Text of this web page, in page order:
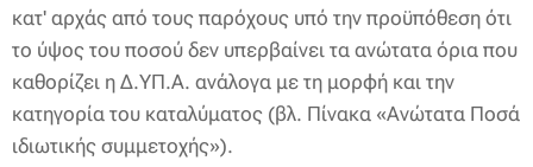
κατ' αρχάς από τους παρόχους υπό την προϋπόθεση ότι
το ύψος του ποσού δεν υπερβαίνει τα ανώτατα όρια που
καθορίζει η Δ.ΥΠ.Α. ανάλογα με τη μορφή και την
κατηγορία του καταλύματος (βλ. Πίνακα «Ανώτατα Ποσά
ιδιωτικής συμμετοχής»).